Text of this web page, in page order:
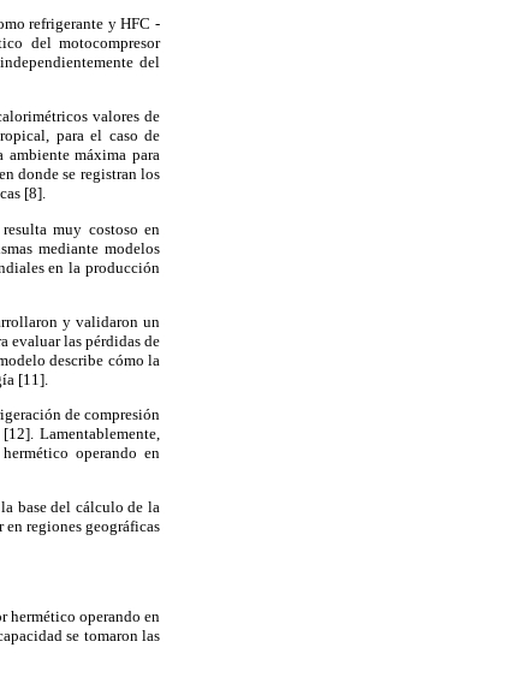
refrigerante y HFC -
del motocompresor
del
valores de
para el caso de
ambiente máxima para
donde se registran los
[8].
muy costoso en
mediante modelos
en la producción
y validaron un
evaluar las pérdidas de
describe cómo la
[11].
de compresión
Lamentablemente,
operando en
base del cálculo de la
regiones geográficas
hermético operando en
se tomaron las